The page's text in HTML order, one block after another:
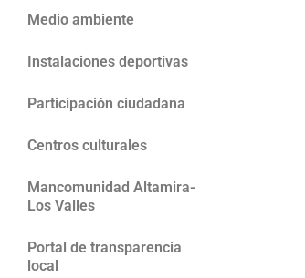
Medio ambiente
Instalaciones deportivas
Participación ciudadana
Centros culturales
Mancomunidad Altamira-
Los Valles
Portal de transparencia
local